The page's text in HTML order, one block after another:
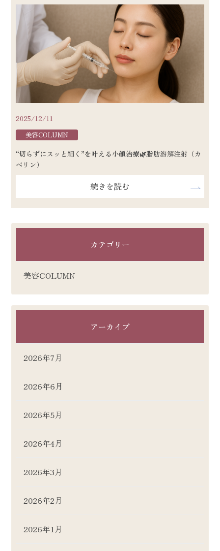
2025/12/11
美容COLUMN
“切らずにスッと細く”を叶える小顔治療🌿脂肪溶解注射（カ
ベリン）
続きを読む
カテゴリー
美容COLUMN
アーカイブ
2026年7月
2026年6月
2026年5月
2026年4月
2026年3月
2026年2月
2026年1月